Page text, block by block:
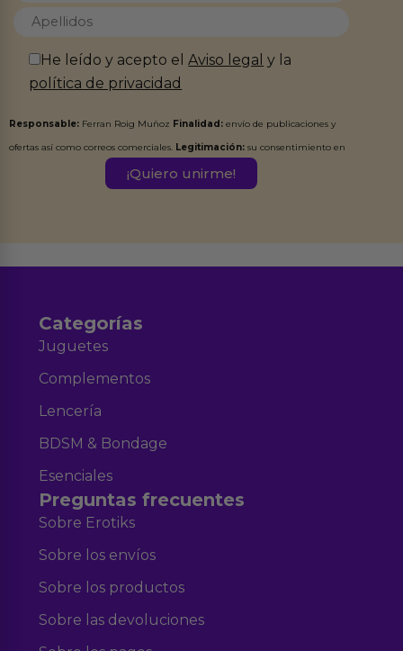
He leído y acepto elAviso legal y la
política de privacidad
Responsable: Ferran Roig Muñoz Finalidad: envío de publicaciones y
ofertas así como correos comerciales. Legitimación: su consentimiento en
Destinatarios:Ferran Roig Muñoz. Podrás ejercer tus
Categorías
Juguetes
Complementos
Lencería
BDSM & Bondage
Esenciales
Preguntas frecuentes
Sobre Erotiks
Sobre los envíos
Sobre los productos
Sobre las devoluciones